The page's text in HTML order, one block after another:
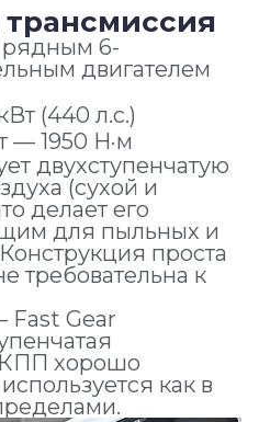
6-
двигателем
(440 л.с.)
— 1950 Н·м
двухступенчатую
(сухой и
делает его
для пыльных и
проста
требовательна к
Fast Gear
КПП хорошо
как в